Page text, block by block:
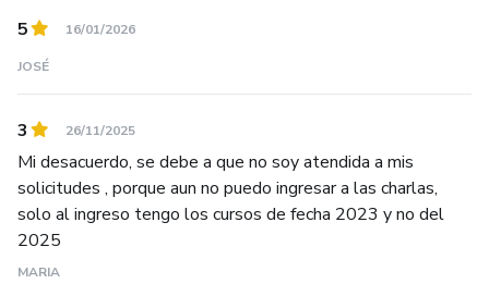
5 16/01/2026
JOSÉ
3 26/11/2025
Mi desacuerdo, se debe a que no soy atendida a mis
solicitudes , porque aun no puedo ingresar a las charlas,
solo al ingreso tengo los cursos de fecha 2023 y no del
2025
MARIA